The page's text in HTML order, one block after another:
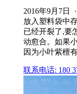
2016年9月7日
放入塑料袋中
已经开裂了,要
动愈合。如果
因为小叶紫檀
联系电话: 180